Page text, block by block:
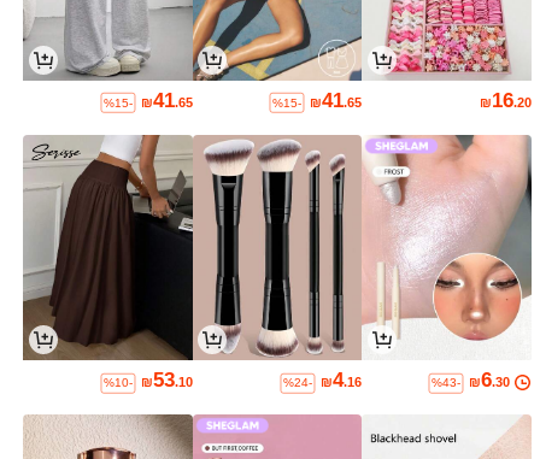
₪16.20
₪41.65
%15-
₪41.65
%15-
₪6.30
%43-
₪4.16
%24-
₪53.10
%10-